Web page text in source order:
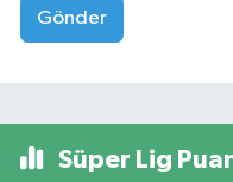
Gönder
Süper Lig